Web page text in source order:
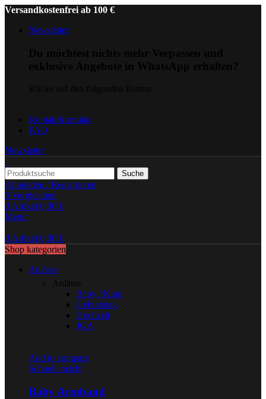
Versandkostenfrei ab 100 €
Newsletter
Kontaktformular
FAQ
Newsletter
Suche
Anmelden / Registrieren
0 Vergleichen
0Artikel 0,00 €
Menü
0Artikel 0,00 €
Shop kategorien
Anlässe
Anlässe
Baby / Kind
Geburtstag
Hochzeit
JGA
Add to compare
Schnellansicht
Baby Armband